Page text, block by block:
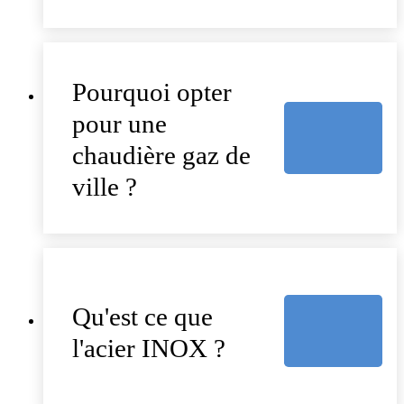
Pourquoi opter
pour une
chaudière gaz de
ville ?
Qu'est ce que
l'acier INOX ?